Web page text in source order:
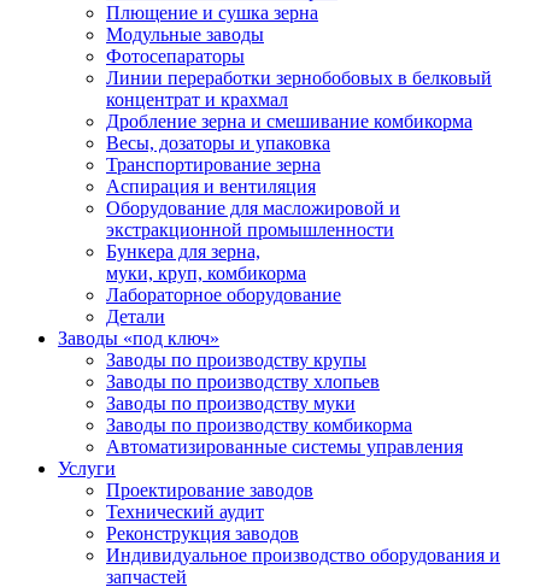
Плющение и сушка зерна
Модульные заводы
Фотосепараторы
Линии переработки зернобобовых в белковый
концентрат и крахмал
Дробление зерна и смешивание комбикорма
Весы, дозаторы и упаковка
Транспортирование зерна
Аспирация и вентиляция
Оборудование для масложировой и
экстракционной промышленности
Бункера для зерна,
муки, круп, комбикорма
Лабораторное оборудование
Детали
Заводы «под ключ»
Заводы по производству крупы
Заводы по производству хлопьев
Заводы по производству муки
Заводы по производству комбикорма
Автоматизированные системы управления
Услуги
Проектирование заводов
Технический аудит
Реконструкция заводов
Индивидуальное производство оборудования и
запчастей